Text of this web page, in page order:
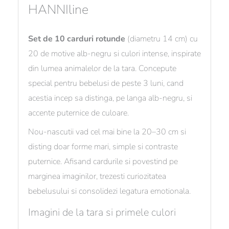
HANNIline
Set de 10 carduri rotunde (diametru 14 cm) cu
20 de motive alb-negru si culori intense, inspirate
din lumea animalelor de la tara. Concepute
special pentru bebelusi de peste 3 luni, cand
acestia incep sa distinga, pe langa alb-negru, si
accente puternice de culoare.
Nou-nascutii vad cel mai bine la 20–30 cm si
disting doar forme mari, simple si contraste
puternice. Afisand cardurile si povestind pe
marginea imaginilor, trezesti curiozitatea
bebelusului si consolidezi legatura emotionala.
Imagini de la tara si primele culori